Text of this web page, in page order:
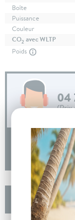
Boîte
Puissance
Couleur
CO2 avec WLTP
Poids
04
(Prix
Les autres
N-Connecta